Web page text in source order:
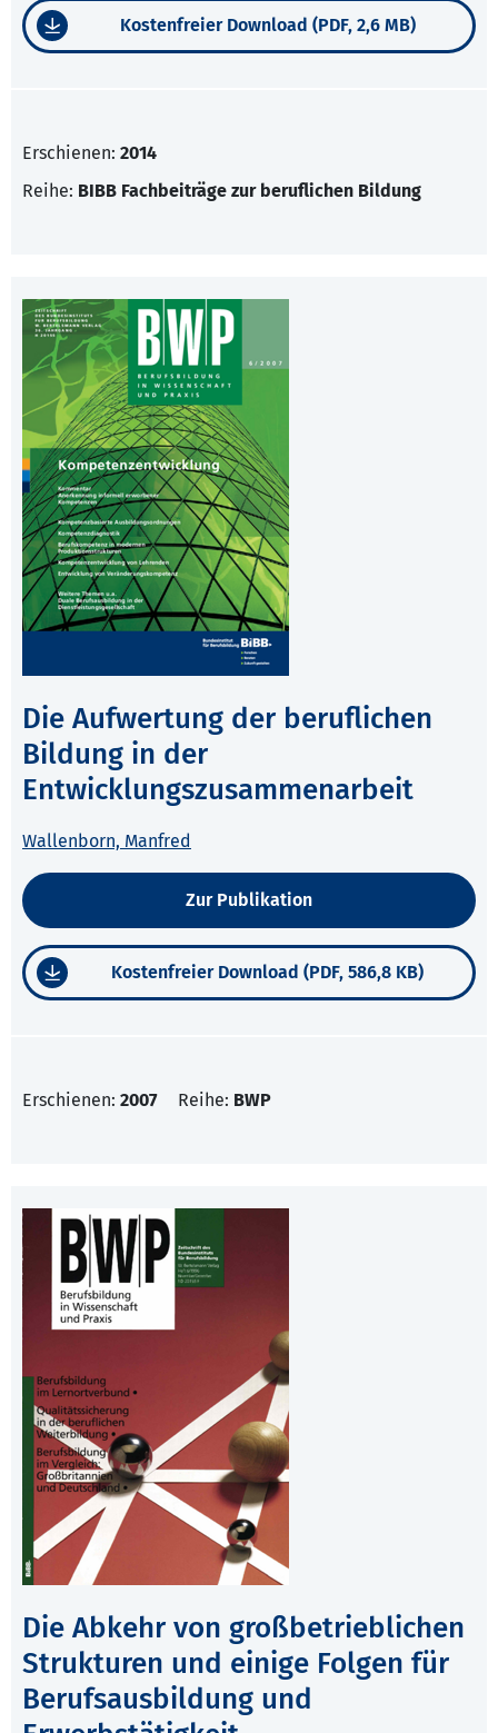
Kostenfreier Download (PDF, 2,6 MB)
Erschienen: 2014
Reihe: BIBB Fachbeiträge zur beruflichen Bildung
Die Aufwertung der beruflichen
Bildung in der
Entwicklungszusammenarbeit
Wallenborn, Manfred
Zur Publikation
Kostenfreier Download (PDF, 586,8 KB)
Erschienen: 2007 Reihe: BWP
Die Abkehr von großbetrieblichen
Strukturen und einige Folgen für
Berufsausbildung und